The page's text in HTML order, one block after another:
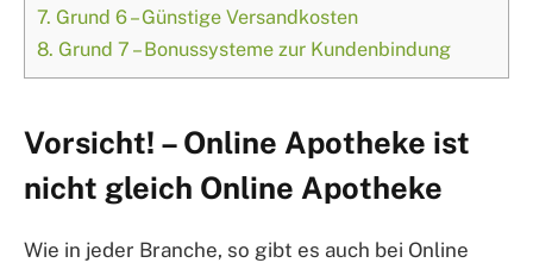
7. Grund 6 – Günstige Versandkosten
8. Grund 7 – Bonussysteme zur Kundenbindung
Vorsicht! – Online Apotheke ist
nicht gleich Online Apotheke
Wie in jeder Branche, so gibt es auch bei Online